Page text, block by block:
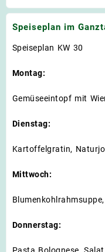
Speiseplan im
Speiseplan KW 30
Montag:
Gemüseeintopf mit
Dienstag:
Kartoffelgratin,
Mittwoch:
Donnerstag: